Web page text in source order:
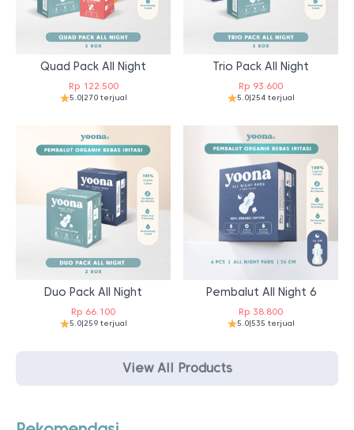
Quad Pack All Night
Rp122.500
5.0|270 terjual
Trio Pack All Night
Rp 93.600
5.0|254 terjual
Duo Pack All Night
Rp 66.100
5.0|259 terjual
Pembalut All Night 6
Rp 38.800
5.0|535 terjual
View All Products